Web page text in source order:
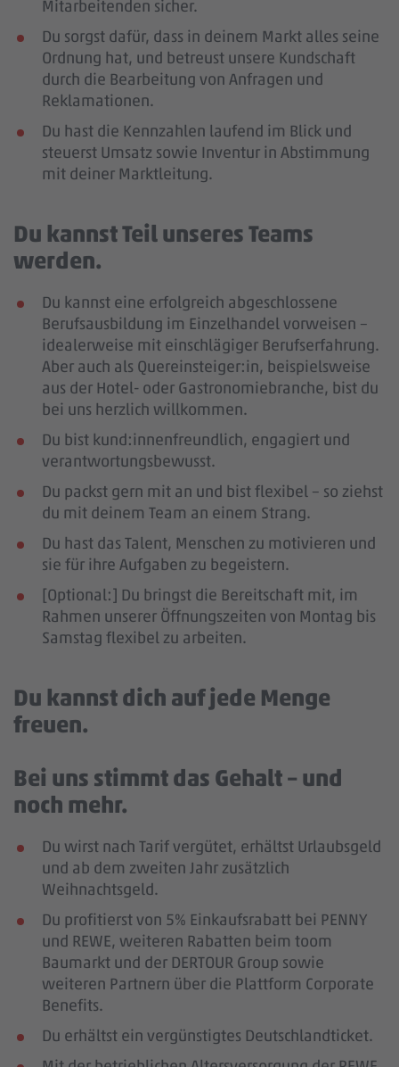
Mitarbeitenden sicher.
Du sorgst dafür, dass in deinem Markt alles seine
Ordnung hat, und betreust unsere Kundschaft
durch die Bearbeitung von Anfragen und
Reklamationen.
Du hast die Kennzahlen laufend im Blick und
steuerst Umsatz sowie Inventur in Abstimmung
mit deiner Marktleitung.
Du kannst Teil unseres Teams
werden.
Du kannst eine erfolgreich abgeschlossene
Berufsausbildung im Einzelhandel vorweisen –
idealerweise mit einschlägiger Berufserfahrung.
Aber auch als Quereinsteiger:in, beispielsweise
aus der Hotel- oder Gastronomiebranche, bist du
bei uns herzlich willkommen.
Du bist kund:innenfreundlich, engagiert und
verantwortungsbewusst.
Du packst gern mit an und bist flexibel – so ziehst
du mit deinem Team an einem Strang.
Du hast das Talent, Menschen zu motivieren und
sie für ihre Aufgaben zu begeistern.
[Optional:] Du bringst die Bereitschaft mit, im
Rahmen unserer Öffnungszeiten von Montag bis
Samstag flexibel zu arbeiten.
Du kannst dich auf jede Menge
freuen.
Bei uns stimmt das Gehalt – und
noch mehr.
Du wirst nach Tarif vergütet, erhältst Urlaubsgeld
und ab dem zweiten Jahr zusätzlich
Weihnachtsgeld.
Du profitierst von 5% Einkaufsrabatt bei PENNY
und REWE, weiteren Rabatten beim toom
Baumarkt und der DERTOUR Group sowie
weiteren Partnern über die Plattform Corporate
Benefits.
Du erhältst ein vergünstigtes Deutschlandticket.